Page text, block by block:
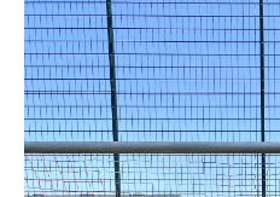
für
die
Unterstützung!